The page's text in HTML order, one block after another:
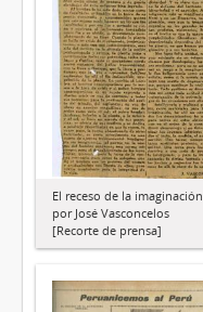
El receso de la imaginación
por José Vasconcelos
[Recorte de prensa]